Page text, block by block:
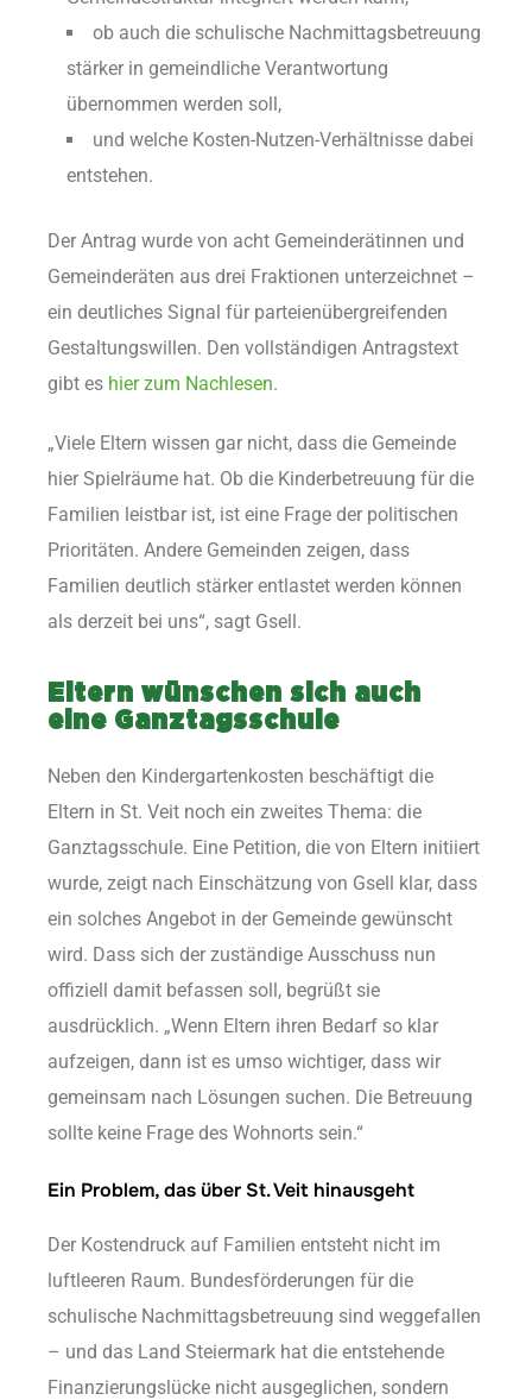
ob auch die schulische Nachmittagsbetreuung
stärker in gemeindliche Verantwortung
übernommen werden soll,
und welche Kosten-Nutzen-Verhältnisse dabei
entstehen.
Der Antrag wurde von acht Gemeinderätinnen und
Gemeinderäten aus drei Fraktionen unterzeichnet –
ein deutliches Signal für parteienübergreifenden
Gestaltungswillen. Den vollständigen Antragstext
gibt es hier zum Nachlesen.
„Viele Eltern wissen gar nicht, dass die Gemeinde
hier Spielräume hat. Ob die Kinderbetreuung für die
Familien leistbar ist, ist eine Frage der politischen
Prioritäten. Andere Gemeinden zeigen, dass
Familien deutlich stärker entlastet werden können
als derzeit bei uns“, sagt Gsell.
Eltern wünschen sich auch
eine Ganztagsschule
Neben den Kindergartenkosten beschäftigt die
Eltern in St. Veit noch ein zweites Thema: die
Ganztagsschule. Eine Petition, die von Eltern initiiert
wurde, zeigt nach Einschätzung von Gsell klar, dass
ein solches Angebot in der Gemeinde gewünscht
wird. Dass sich der zuständige Ausschuss nun
offiziell damit befassen soll, begrüßt sie
ausdrücklich. „Wenn Eltern ihren Bedarf so klar
aufzeigen, dann ist es umso wichtiger, dass wir
gemeinsam nach Lösungen suchen. Die Betreuung
sollte keine Frage des Wohnorts sein.“
Ein Problem, das über St. Veit hinausgeht
Der Kostendruck auf Familien entsteht nicht im
luftleeren Raum. Bundesförderungen für die
schulische Nachmittagsbetreuung sind weggefallen
– und das Land Steiermark hat die entstehende
Finanzierungslücke nicht ausgeglichen, sondern